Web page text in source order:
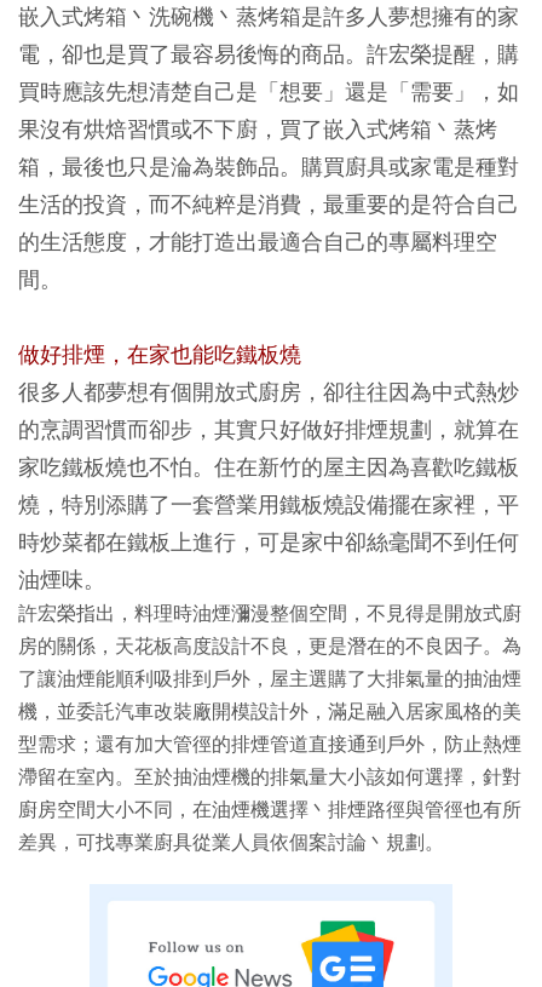
嵌入式烤箱丶洗碗機丶蒸烤箱是許多人夢想擁有的家
電，卻也是買了最容易後悔的商品。許宏榮提醒，購
買時應該先想清楚自己是「想要」還是「需要」，如
果沒有烘焙習慣或不下廚，買了嵌入式烤箱丶蒸烤
箱，最後也只是淪為裝飾品。購買廚具或家電是種對
生活的投資，而不純粹是消費，最重要的是符合自己
的生活態度，才能打造出最適合自己的專屬料理空
間。
做好排煙，在家也能吃鐵板燒
很多人都夢想有個開放式廚房，卻往往因為中式熱炒
的烹調習慣而卻步，其實只好做好排煙規劃，就算在
家吃鐵板燒也不怕。住在新竹的屋主因為喜歡吃鐵板
燒，特別添購了一套營業用鐵板燒設備擺在家裡，平
時炒菜都在鐵板上進行，可是家中卻絲毫聞不到任何
油煙味。
許宏榮指出，料理時油煙瀰漫整個空間，不見得是開放式廚
房的關係，天花板高度設計不良，更是潛在的不良因子。為
了讓油煙能順利吸排到戶外，屋主選購了大排氣量的抽油煙
機，並委託汽車改裝廠開模設計外，滿足融入居家風格的美
型需求；還有加大管徑的排煙管道直接通到戶外，防止熱煙
滯留在室內。至於抽油煙機的排氣量大小該如何選擇，針對
廚房空間大小不同，在油煙機選擇丶排煙路徑與管徑也有所
差異，可找專業廚具從業人員依個案討論丶規劃。